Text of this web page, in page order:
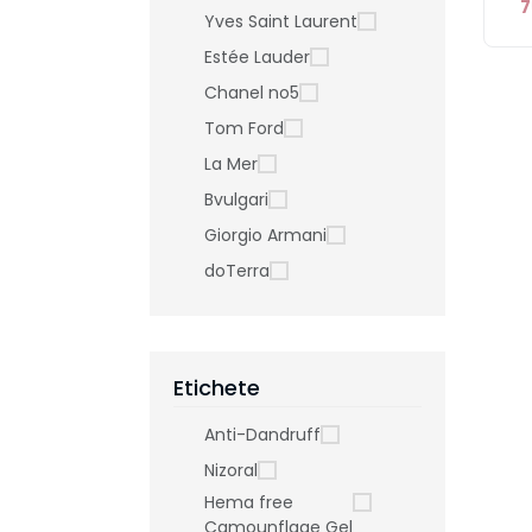
Yves Saint Laurent
Estée Lauder
Chanel no5
Tom Ford
La Mer
Bvulgari
Giorgio Armani
doTerra
Etichete
Anti-Dandruff
Nizoral
Hema free
Camounflage Gel